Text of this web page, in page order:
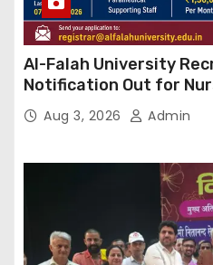
Al-Falah University
Notification Out for
Supporting Staff Posts,
Aug 3, 2026 Admin